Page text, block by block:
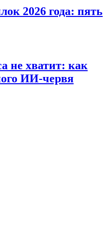
2026 года: пять
не хватит: как
ИИ-червя